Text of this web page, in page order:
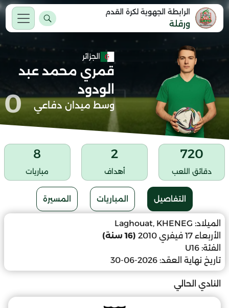
الرابطة الجهوية لكرة القدم
ورقلة
الجزائر
قمري محمد عبد
الودود
وسط ميدان دفاعي 0
720
دقائق اللعب
2
أهداف
8
مباريات
التفاصيل المباريات المسيرة
الميلاد: Laghouat, KHENEG
الأربعاء 17 فيفري 2010
(16 سنة)
الفئة: U16
تاريخ نهاية العقد: 2026-06-30
النادي الحالي